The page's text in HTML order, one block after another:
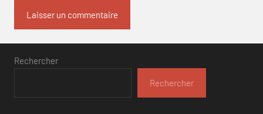
Rechercher
Rechercher